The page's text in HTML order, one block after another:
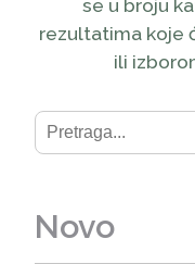
se u broju
rezultatima koje
ili
Novo